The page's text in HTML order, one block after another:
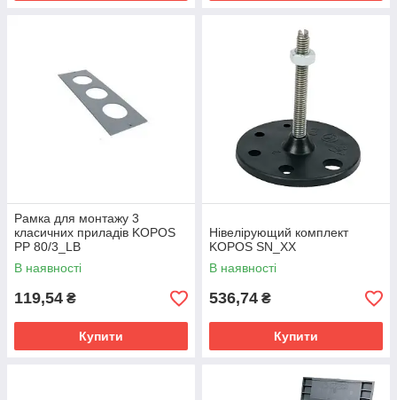
Рамка для монтажу 3
класичних приладів KOPOS
PP 80/3_LB
В наявності
119,54 ₴
Купити
Нівелірующий комплект
KOPOS SN_XX
В наявності
536,74 ₴
Купити